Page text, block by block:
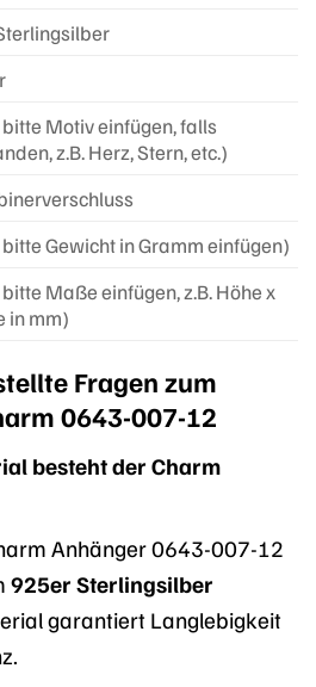
Motiv einfügen, falls
z.B. Herz, Stern, etc.)
Gewicht in Gramm einfügen)
Maße einfügen, z.B. Höhe x
in mm)
Fragen zum
0643-007-12
besteht der Charm
Anhänger 0643-007-12
925er Sterlingsilber
garantiert Langlebigkeit